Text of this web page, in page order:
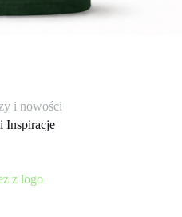
i nowości
Inspiracje